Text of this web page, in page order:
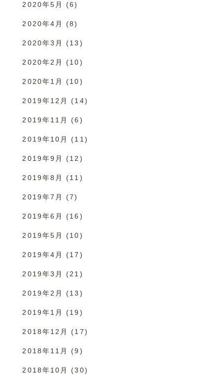
2020年5月 (6)
2020年4月 (8)
2020年3月 (13)
2020年2月 (10)
2020年1月 (10)
2019年12月 (14)
2019年11月 (6)
2019年10月 (11)
2019年9月 (12)
2019年8月 (11)
2019年7月 (7)
2019年6月 (16)
2019年5月 (10)
2019年4月 (17)
2019年3月 (21)
2019年2月 (13)
2019年1月 (19)
2018年12月 (17)
2018年11月 (9)
2018年10月 (30)